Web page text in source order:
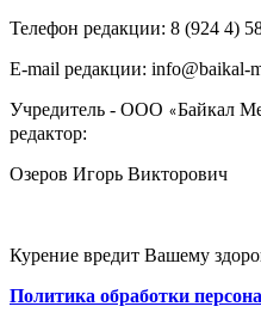
Телефон редакции: ‎‎8 (924 4)
E-mail редакции: info@baikal-
Учредитель - ООО «Байкал
редактор:
Озеров Игорь Викторович
Курение вредит Вашему
Политика обработки